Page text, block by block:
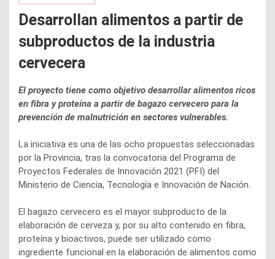
Desarrollan alimentos a partir de
subproductos de la industria
cervecera
El proyecto tiene como objetivo desarrollar alimentos ricos
en fibra y proteína a partir de bagazo cervecero para la
prevención de malnutrición en sectores vulnerables.
La iniciativa es una de las ocho propuestas seleccionadas
por la Provincia, tras la convocatoria del Programa de
Proyectos Federales de Innovación 2021 (PFI) del
Ministerio de Ciencia, Tecnología e Innovación de Nación.
El bagazo cervecero es el mayor subproducto de la
elaboración de cerveza y, por su alto contenido en fibra,
proteína y bioactivos, puede ser utilizado como
ingrediente funcional en la elaboración de alimentos como